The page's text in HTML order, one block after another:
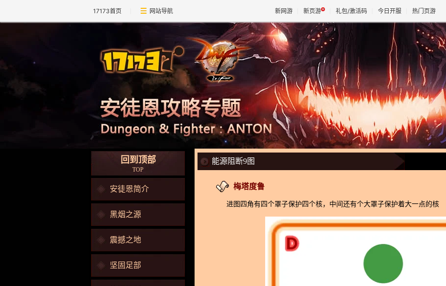
17173首页 网站导航 新网游 新页游 礼包/激活码 今日开服 热门页游
魔兽
天堂
王权与自由
回到顶部
TOP
安徒恩简介
黑烟之源
震撼之地
坚固足部
能源阻断9图
梅塔度鲁
进图四角有四个罩子保护四个核，中间还有个大罩子保护着大一点的核